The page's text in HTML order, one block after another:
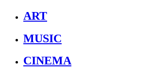
ART
MUSIC
CINEMA